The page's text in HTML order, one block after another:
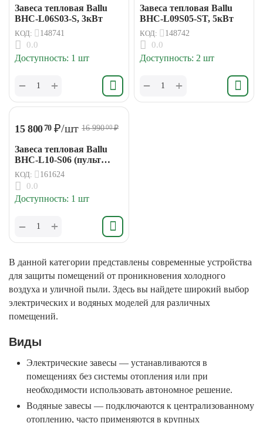
В данной категории представлены современные устройства
для защиты помещений от проникновения холодного
воздуха и уличной пыли. Здесь вы найдете широкий выбор
электрических и водяных моделей для различных
помещений.
Виды
Электрические завесы — устанавливаются в
помещениях без системы отопления или при
необходимости использовать автономное решение.
Водяные завесы — подключаются к централизованному
отоплению, часто применяются в крупных
Завеса тепловая Ballu
BHC-L06S03-S, 3кВт
КОД: 148741
0.0
Доступность: 1 шт
+
−
Завеса тепловая Ballu
BHC-L09S05-ST, 5кВт
КОД: 148742
0.0
Доступность: 2 шт
+
−
15 80070 ₽/шт 16 99000₽
Завеса тепловая Ballu
BHC-L10-S06 (пульт
BRC-S), 6кВт
КОД: 161624
0.0
Доступность: 1 шт
+
−